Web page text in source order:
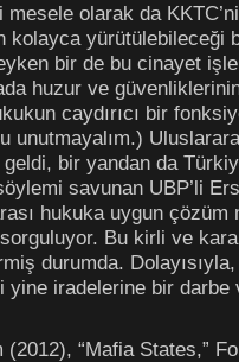
olarak da
kolayca yürütülebileceği
bir de bu cinayet
huzur ve
caydırıcı bir
unutmayalım.)
bir yandan da
savunan UBP’li
hukuka uygun çözüm
Bu kirli ve
durumda.
yine iradelerine bir
(2012), “Mafia States,”